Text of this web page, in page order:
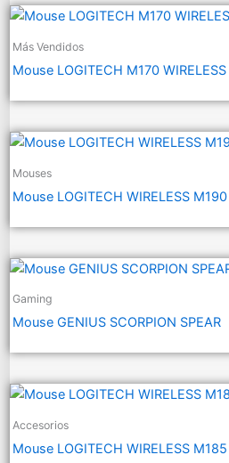
Más Vendidos
Mouse LOGITECH M170 WIRELESS
Mouses
Mouse LOGITECH WIRELESS M190
Gaming
Mouse GENIUS SCORPION SPEAR
Accesorios
Mouse LOGITECH WIRELESS M185